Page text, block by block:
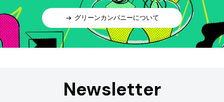
グリーンカンパニーについて
Newsletter